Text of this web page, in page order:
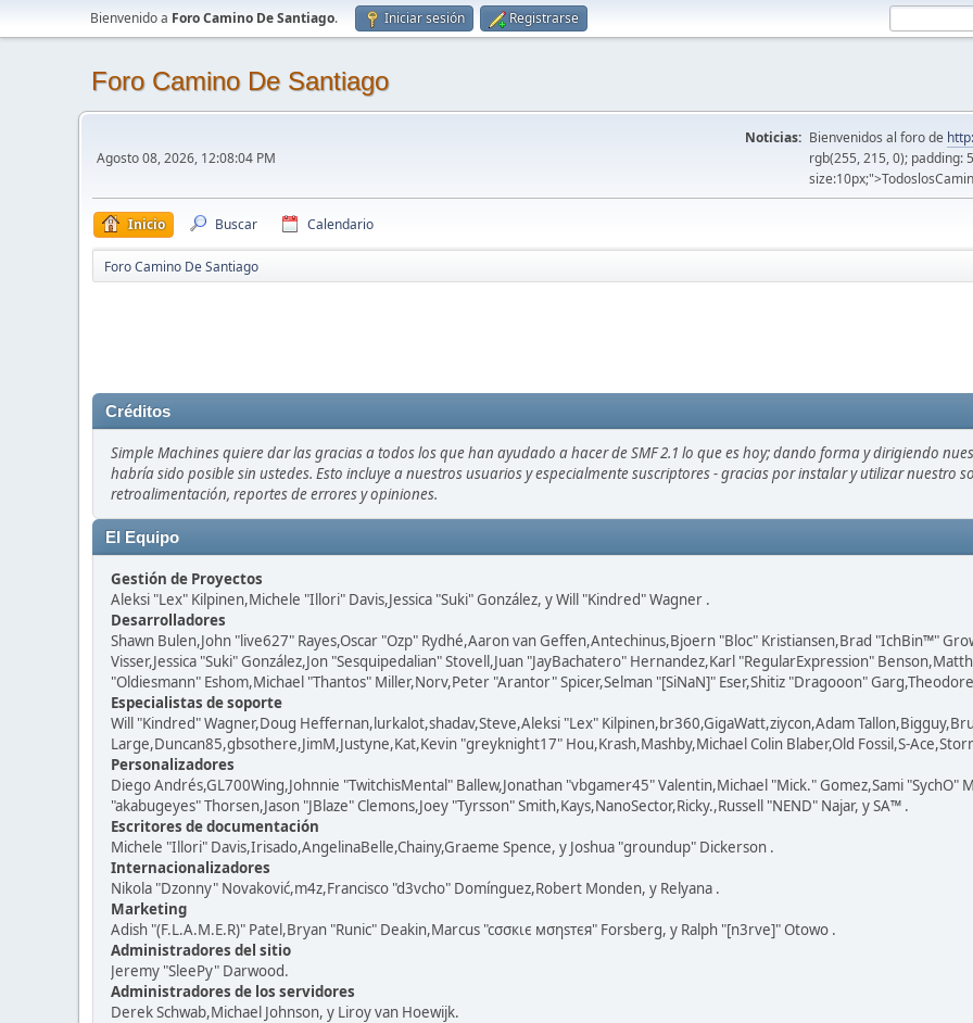
Bienvenido a Foro Camino De Santiago. Iniciar sesión Registrarse
Foro Camino De Santiago
Agosto 08, 2026, 12:08:04 PM
Noticias: Bienvenidos al foro de
rgb(255, 215, 0); padding:
Inicio Buscar Calendario
Foro Camino De Santiago
Créditos
Simple Machines quiere dar las gracias a todos los que han ayudado a hacer de SMF 2.1 lo que es hoy; dando forma y dirigiendo
habría sido posible sin ustedes. Esto incluye a nuestros usuarios y especialmente suscriptores - gracias por instalar y utilizar nuestro
retroalimentación, reportes de errores y opiniones.
El Equipo
Gestión de Proyectos
Aleksi "Lex" Kilpinen,Michele "Illori" Davis,Jessica "Suki" González, y Will "Kindred" Wagner .
Desarrolladores
Shawn Bulen,John "live627" Rayes,Oscar "Ozp" Rydhé,Aaron van Geffen,Antechinus,Bjoern "Bloc" Kristiansen,Brad "IchBin™"
Visser,Jessica "Suki" González,Jon "Sesquipedalian" Stovell,Juan "JayBachatero" Hernandez,Karl "RegularExpression"
"Oldiesmann" Eshom,Michael "Thantos" Miller,Norv,Peter "Arantor" Spicer,Selman "[SiNaN]" Eser,Shitiz "Dragooon"
Especialistas de soporte
Will "Kindred" Wagner,Doug Heffernan,lurkalot,shadav,Steve,Aleksi "Lex" Kilpinen,br360,GigaWatt,ziycon,Adam
Large,Duncan85,gbsothere,JimM,Justyne,Kat,Kevin "greyknight17" Hou,Krash,Mashby,Michael Colin Blaber,Old Fossil,S-
Personalizadores
Diego Andrés,GL700Wing,Johnnie "TwitchisMental" Ballew,Jonathan "vbgamer45" Valentin,Michael "Mick." Gomez,Sami "SychO"
"akabugeyes" Thorsen,Jason "JBlaze" Clemons,Joey "Tyrsson" Smith,Kays,NanoSector,Ricky.,Russell "NEND" Najar, y SA™ .
Escritores de documentación
Michele "Illori" Davis,Irisado,AngelinaBelle,Chainy,Graeme Spence, y Joshua "groundup" Dickerson .
Internacionalizadores
Nikola "Dzonny" Novaković,m4z,Francisco "d3vcho" Domínguez,Robert Monden, y Relyana .
Marketing
Adish "(F.L.A.M.E.R)" Patel,Bryan "Runic" Deakin,Marcus "cσσкιє мσηѕтєя" Forsberg, y Ralph "[n3rve]" Otowo .
Administradores del sitio
Jeremy "SleePy" Darwood.
Administradores de los servidores
Derek Schwab,Michael Johnson, y Liroy van Hoewijk.